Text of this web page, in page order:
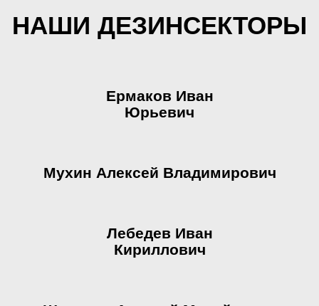
НАШИ ДЕЗИНСЕКТОРЫ
Ермаков Иван
Юрьевич
Мухин Алексей Владимирович
Лебедев Иван
Кириллович